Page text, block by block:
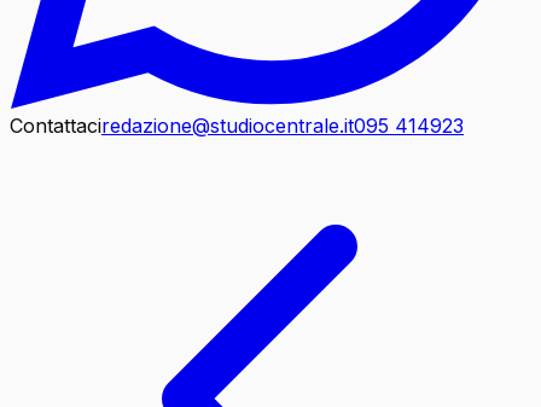
Contattaciredazione@studiocentrale.it095 414923